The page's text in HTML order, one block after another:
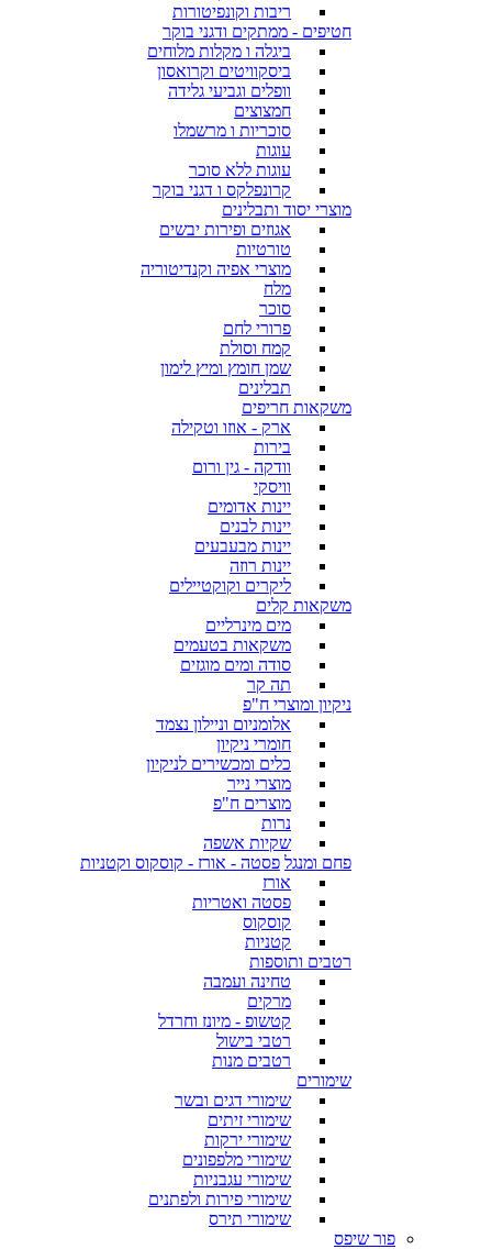
ריבות וקונפיטורות
חטיפים - ממתקים ודגני בוקר
ביגלה ו מקלות מלוחים
ביסקוויטים וקרואסון
וופלים וגביעי גלידה
חמצוצים
סוכריות ו מרשמלו
עוגות
עוגות ללא סוכר
קרונפלקס ו דגני בוקר
מוצרי יסוד ותבלינים
אגוזים ופירות יבשים
טורטיות
מוצרי אפיה וקנדיטוריה
מלח
סוכר
פרורי לחם
קמח וסולת
שמן חומץ ומיץ לימון
תבלינים
משקאות חריפים
ארק - אוזו וטקילה
בירות
וודקה - גין ורום
וויסקי
יינות אדומים
יינות לבנים
יינות מבעבעים
יינות רוזה
ליקרים וקוקטיילים
משקאות קלים
מים מינרליים
משקאות בטעמים
סודה ומים מוגזים
תה קר
ניקיון ומוצרי ח"פ
אלומניום וניילון נצמד
חומרי ניקיון
כלים ומכשירים לניקיון
מוצרי נייר
מוצרים ח"פ
נרות
שקיות אשפה
פחם ומנגל פסטה - אורז - קוסקוס וקטניות
אורז
פסטה ואטריות
קוסקוס
קטניות
רטבים ותוספות
טחינה ועמבה
מרקים
קטשופ - מיונז וחרדל
רטבי בישול
רטבים מנות
שימורים
שימורי דגים ובשר
שימורי זיתים
שימורי ירקות
שימורי מלפפונים
שימורי עגבניות
שימורי פירות ולפתנים
שימורי תירס
פור שיפס